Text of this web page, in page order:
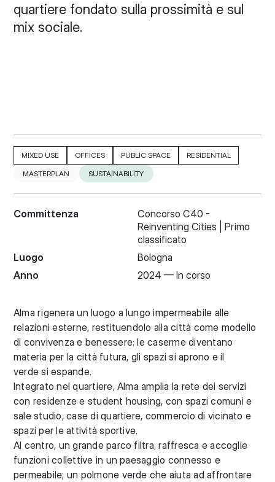
quartiere fondato sulla prossimità e sul
mix sociale.
MIXED USE OFFICES PUBLIC SPACE
RESIDENTIAL
MASTERPLAN
SUSTAINABILITY
Committenza
Concorso C40 -
Reinventing Cities | Primo
classificato
Luogo
Bologna
Anno
2024 — In corso
Alma rigenera un luogo a lungo impermeabile alle
relazioni esterne, restituendolo alla città come modello
di convivenza e benessere: le caserme diventano
materia per la città futura, gli spazi si aprono e il
verde si espande.
Integrato nel quartiere, Alma amplia la rete dei servizi
con residenze e student housing, con spazi comuni e
sale studio, case di quartiere, commercio di vicinato e
spazi per le attività sportive.
Al centro, un grande parco filtra, raffresca e accoglie
funzioni collettive in un paesaggio connesso e
permeabile; un polmone verde che aiuta ad affrontare